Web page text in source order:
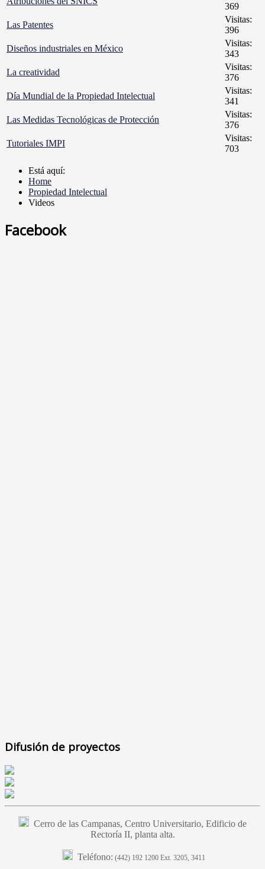
369
Las Patentes
Visitas:
396
Diseños industriales en México
Visitas:
343
La creatividad
Visitas:
376
Día Mundial de la Propiedad Intelectual
Visitas:
341
Las Medidas Tecnológicas de Protección
Visitas:
376
Tutoriales IMPI
Visitas:
703
Está aquí:
Home
Propiedad Intelectual
Videos
Facebook
Difusión de proyectos
Cerro de las Campanas, Centro Universitario, Edificio de
Rectoría II, planta alta.
Teléfono: (442) 192 1200 Ext. 3205, 3411